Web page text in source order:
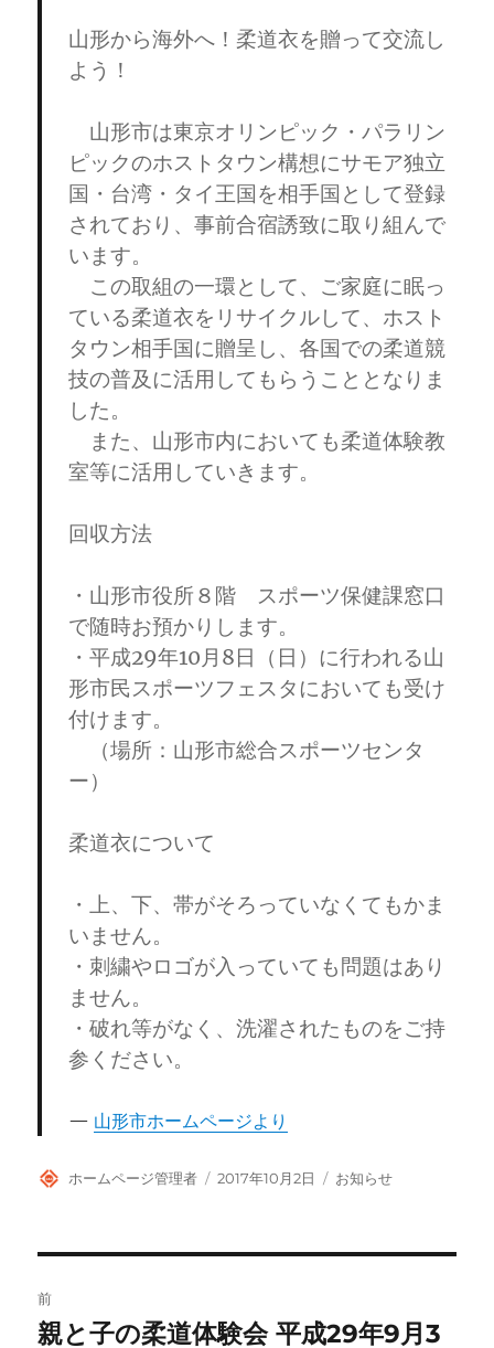
山形から海外へ！柔道衣を贈って交流し
よう！
山形市は東京オリンピック・パラリン
ピックのホストタウン構想にサモア独立
国・台湾・タイ王国を相手国として登録
されており、事前合宿誘致に取り組んで
います。
この取組の一環として、ご家庭に眠っ
ている柔道衣をリサイクルして、ホスト
タウン相手国に贈呈し、各国での柔道競
技の普及に活用してもらうこととなりま
した。
また、山形市内においても柔道体験教
室等に活用していきます。
回収方法
・山形市役所８階 スポーツ保健課窓口
で随時お預かりします。
・平成29年10月8日（日）に行われる山
形市民スポーツフェスタにおいても受け
付けます。
（場所：山形市総合スポーツセンタ
ー）
柔道衣について
・上、下、帯がそろっていなくてもかま
いません。
・刺繍やロゴが入っていても問題はあり
ません。
・破れ等がなく、洗濯されたものをご持
参ください。
山形市ホームページより
投
ホームページ管理者
投
2017年10月2日
カ
お知らせ
稿
前
前
親と子の柔道体験会 平成29年9月3